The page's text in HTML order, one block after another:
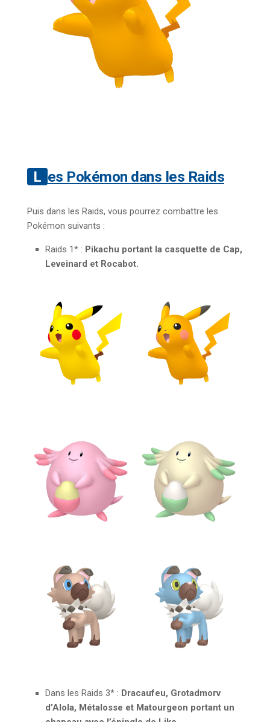
Les Pokémon dans les Raids
Puis dans les Raids, vous pourrez combattre les
Pokémon suivants :
Raids 1* : Pikachu portant la casquette de Cap,
Leveinard et Rocabot.
Dans les Raids 3* : Dracaufeu, Grotadmorv
d’Alola, Métalosse et Matourgeon portant un